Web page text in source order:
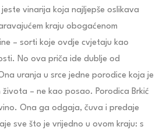
vinarija koja najljepše oslikava
kraju obogaćenom
– sorti koje ovdje cvjetaju kao
No ova priča ide dublje od
uranja u srce jedne porodice koja je
– ne kao posao. Porodica Brkić
Ona ga odgaja, čuva i predaje
sve što je vrijedno u ovom kraju: s